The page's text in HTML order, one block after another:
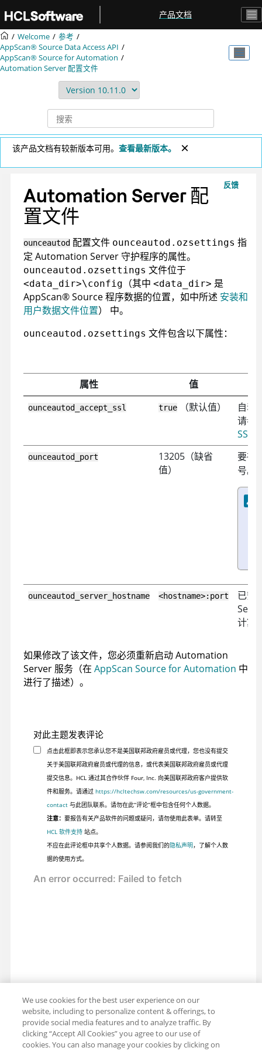
产品文档
Welcome
参考
AppScan® Source Data Access API
AppScan® Source for Automation
Automation Server配置文件
该产品文档有较新版本可用。 查看最新版本。
反馈
Automation Server配
置文件
ounceautod 配置文件 ounceautod.ozsettings 指
定 Automation Server 守护程序的属性。
ounceautod.ozsettings 文件位于
<data_dir>\config （其中 <data_dir> 是
AppScan®Source程序数据的位置，如中所述 安装和
用户数据文件位置） 中。
ounceautod.ozsettings 文件包含以下属性：
属性 值
ounceautod_accept_ssl true（默认值）
自动
请参
SSL
ounceautod_port
13205（缺省
值）
要在
号。
ounceautod_server_hostname <hostname>:port
已安
计算
如果修改了该文件，您必须重新启动Automation
Server 服务（在 AppScan Source for Automation 中
进行了描述）。
对此主题发表评论
点击此框即表示您承认您不是美国联邦政府雇员或代理，您也没有提交
关于美国联邦政府雇员或代理的信息，或代表美国联邦政府雇员或代理
提交信息。HCL 通过其合作伙伴 Four, Inc. 向美国联邦政府客户提供软
件和服务。请通过 https://hcltechsw.com/resources/us-government-
contact与此团队联系。请勿在此“评论”框中包含任何个人数据。
注意： 要报告有关产品软件的问题或疑问，请勿使用此表单。请转至
HCL 软件支持站点。
不应在此评论框中共享个人数据。请参阅我们的隐私声明，了解个人数
据的使用方式。
We use cookies for the best user experience on our
website, including to personalize content & offerings, to
provide social media features and to analyze traffic. By
clicking “Accept All Cookies” you agree to our use of
cookies. You can also manage your cookies by clicking on